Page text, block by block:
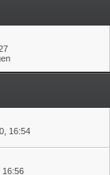
16:54
16:56